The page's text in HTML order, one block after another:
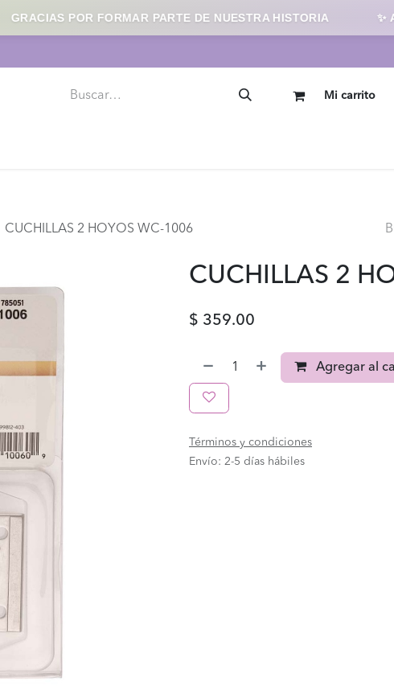
Mi carrito
CUCHILLAS 2 HOYOS WC-1006
CUCHILLAS 2
$ 359.00
Agregar al
Términos y condiciones
Envío: 2-5 días hábiles
GRACIAS POR FORMAR PARTE DE NUESTRA HISTORIA ✨